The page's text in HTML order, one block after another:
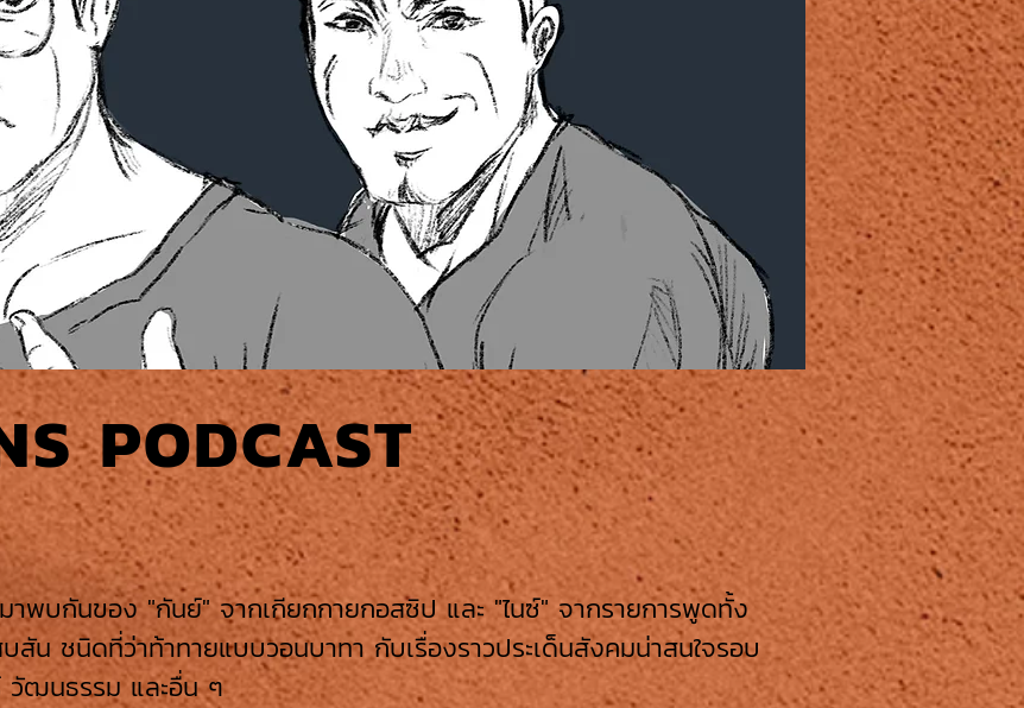
PODCAST
พบกันของ "กันย์" จากเกียกกายกอสซิป และ "ไนซ์" จากรายการพูดทั้ง
น ชนิดที่ว่าท้าทายแบบวอนบาทา กับเรื่องราวประเด็นสังคมน่าสนใจรอบ
วัฒนธรรม และอื่น ๆ